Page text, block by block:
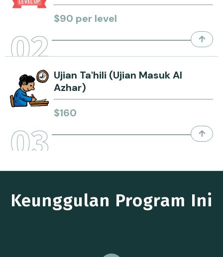
$90 per level
02
Ujian Ta'hili (Ujian Masuk Al
Azhar)
$160
03
Keunggulan Program Ini